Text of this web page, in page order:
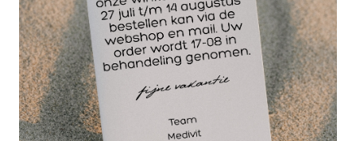
niet perse naalden in onze spier te steken en
kunnen we een Triggerpoint prima wegmasseren
met een triggerpoint bal. Het masseren van een
Triggerpoint kan soms pijnlijk aanvoelen maar gaat
bij herhalen van de behandeling vaak snel weg. Let
op! Het is wel belangrijk dat je niet over je pijngrens
heen gaat. Als het pijn blijft doen of de triggerpoint
blijft na een aantal zelfmassage oefeningen nog